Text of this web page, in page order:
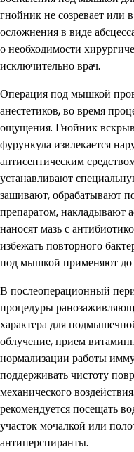
гнойник не созревает или
осложнения в виде
о необходимости
исключительно врач.
Операция под мышкой
анестетиков, во время
ощущения. Гнойник
фурункула извлекается
антисептическим
устанавливают
зашивают, обрабатывают
препаратом, накладывают
наносят мазь с
избежать повторного
под мышкой применяют до
В послеоперационный
процедуры
характера для
облучение, прием
нормализации работы
поддерживать чистоту
механического
рекомендуется посещать
участок мочалкой или
антиперспиранты.